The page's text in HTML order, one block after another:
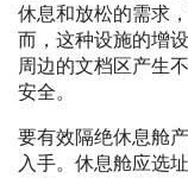
休息和放松的需求
而，这种设施的增
周边的文档区产生
安全。
要有效隔绝休息舱
入手。休息舱应选